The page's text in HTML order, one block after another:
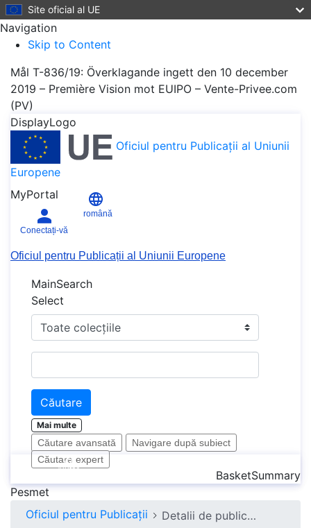
Site oficial al UE
Navigation
Skip to Content
Mål T-836/19: Överklagande ingett den 10 december
2019 – Première Vision mot EUIPO – Vente-Privee.com
(PV)
DisplayLogo
Oficiul pentru Publicații al Uniunii
Europene
MyPortal
Conectați-vă
română
Oficiul pentru Publicații al Uniunii Europene
MainSearch
Select
Căutare
Mai multe
Căutare avansată
Navigare după subiect
Căutare expert
BasketSummary
Ajutor
Pesmet
Oficiul pentru Publicații
Detalii de publicare